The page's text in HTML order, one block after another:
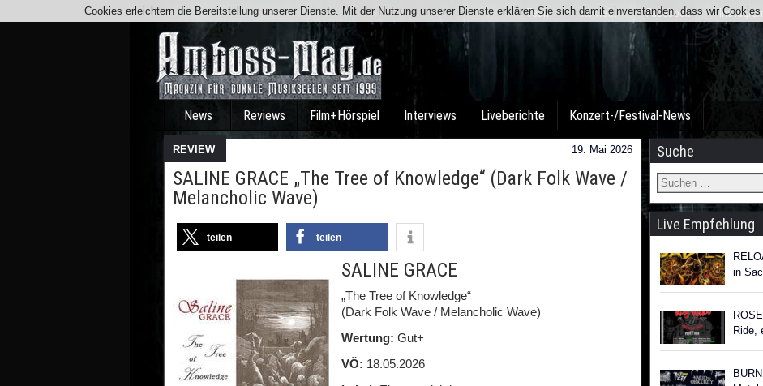
Team Kontakt Facebook
News Reviews Film+Hörspiel Interviews Liveberichte Konzert-/Festival-News
REVIEW 19. Mai 2026
SALINE GRACE „The Tree of Knowledge“ (Dark Folk Wave /
Melancholic Wave)
teilen teilen
SALINE GRACE
„The Tree of Knowledge“
(Dark Folk Wave / Melancholic Wave)
Wertung: Gut+
VÖ: 18.05.2026
Suche
Live Empfehlung
in
Ride,
Cookies erleichtern die Bereitstellung unserer Dienste. Mit der Nutzung unserer Dienste erklären Sie sich damit einverstanden, dass wir Cookies